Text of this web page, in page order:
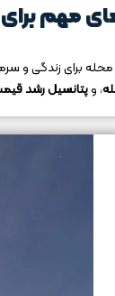
مهم
محله برای زندگی و
، وپتانسیل رشد